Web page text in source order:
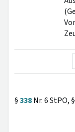
§338Nr. 6 StPO, §